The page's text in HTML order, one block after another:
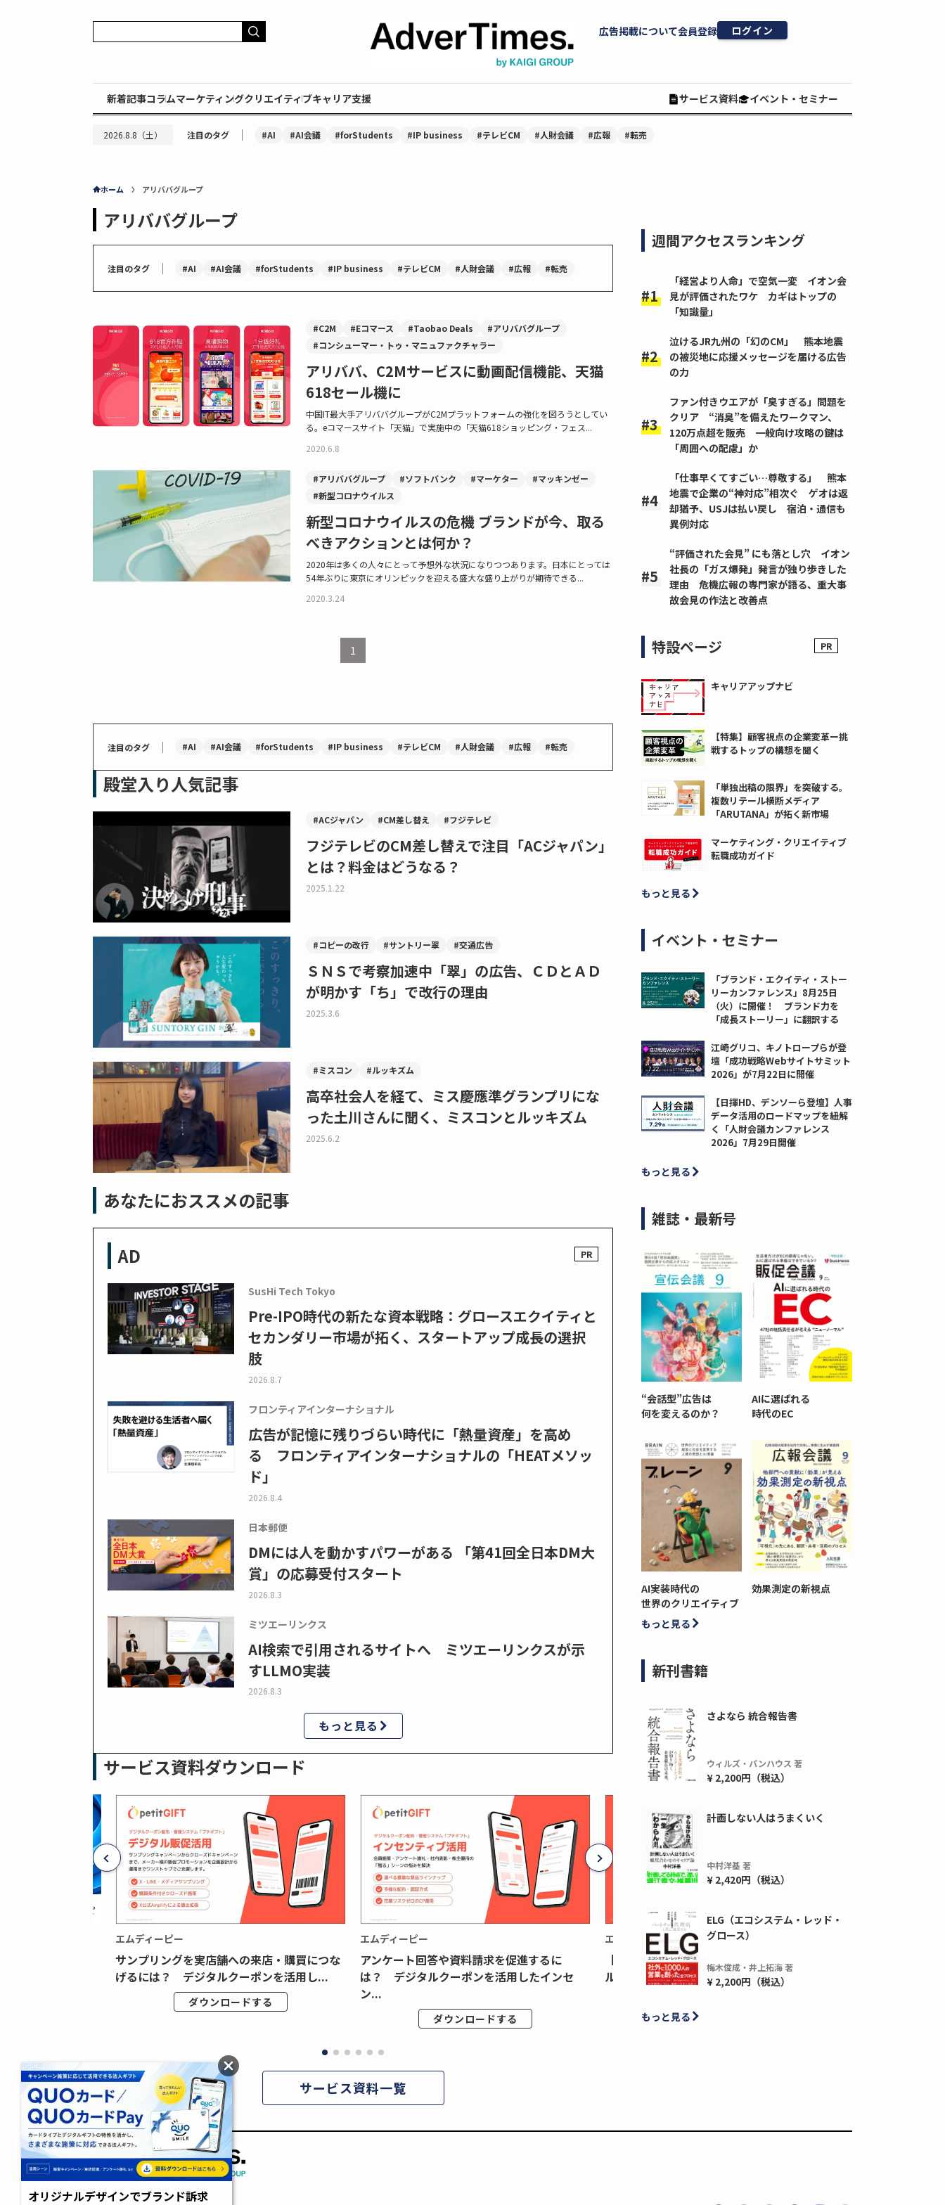
広告掲載について会員登録 ログイン
新着記事コラムマーケティングクリエイティブキャリア支援 サービス資料 イベント・セミナー
2026.8.8（土） 注目のタグ ｜ #AI #AI会議 #forStudents #IP business #テレビCM #人財会議 #広報 #転売
ホーム アリババグループ
アリババグループ
注目のタグ ｜ #AI #AI会議 #forStudents #IP business #テレビCM #人財会議 #広報 #転売
#C2M #Eコマース #Taobao Deals
#アリババグループ
#コンシューマー・トゥ・マニュファクチャラー
アリババ、C2Mサービスに動画配信機能、天猫
618セール機に
中国IT最大手アリババグループがC2Mプラットフォームの強化を図ろうとしてい
る。eコマースサイト「天猫」で実施中の「天猫618ショッピング・フェス...
2020.6.8
#アリババグループ #ソフトバンク #マーケター
#マッキンゼー
#新型コロナウイルス
新型コロナウイルスの危機 ブランドが今、取る
べきアクションとは何か？
2020年は多くの人々にとって予想外な状況になりつつあります。日本にとっては
54年ぶりに東京にオリンピックを迎える盛大な盛り上がりが期待できる...
2020.3.24
1
注目のタグ ｜ #AI #AI会議 #forStudents #IP business #テレビCM #人財会議 #広報 #転売
殿堂入り人気記事
#ACジャパン #CM差し替え #フジテレビ
フジテレビのCM差し替えで注目「ACジャパン」
とは？料金はどうなる？
2025.1.22
#コピーの改行 #サントリー翠 #交通広告
ＳＮＳで考察加速中「翠」の広告、ＣＤとＡＤ
が明かす「ち」で改行の理由
2025.3.6
#ミスコン #ルッキズム
高卒社会人を経て、ミス慶應準グランプリにな
った土川さんに聞く、ミスコンとルッキズム
2025.6.2
あなたにおススメの記事
AD
SusHi Tech Tokyo
Pre-IPO時代の新たな資本戦略：グロースエクイティと
セカンダリー市場が拓く、スタートアップ成長の選択
肢
2026.8.7
フロンティアインターナショナル
広告が記憶に残りづらい時代に「熱量資産」を高め
る フロンティアインターナショナルの「HEATメソッ
ド」
2026.8.4
日本郵便
DMには人を動かすパワーがある 「第41回全日本DM大
賞」の応募受付スタート
2026.8.3
ミツエーリンクス
AI検索で引用されるサイトへ ミツエーリンクスが示
すLLMO実装
2026.8.3
もっと見る
サービス資料ダウンロード
エムディーピー
サンプリングを実店舗への来店・購買につな
げるには？ デジタルクーポンを活用し...
ダウンロードする
エムディーピー
アンケート回答や資料請求を促進するに
は？ デジタルクーポンを活用したインセ
ン...
ダウンロードする
エムディーピー
【月間1,000万本以上の配布実績！】デジタ
ルクーポンを活用した販促キャンペーンを...
サービス資料一覧
週間アクセスランキング
「経営より人命」で空気一変 イオン会
見が評価されたワケ カギはトップの
「知識量」
泣けるJR九州の「幻のCM」 熊本地震
の被災地に応援メッセージを届ける広告
の力
ファン付きウエアが「臭すぎる」問題を
クリア “消臭”を備えたワークマン、
120万点超を販売 一般向け攻略の鍵は
「周囲への配慮」か
「仕事早くてすごい…尊敬する」 熊本
地震で企業の“神対応”相次ぐ ゲオは返
却猶予、USJは払い戻し 宿泊・通信も
異例対応
“評価された会見” にも落とし穴 イオン
社長の「ガス爆発」発言が独り歩きした
理由 危機広報の専門家が語る、重大事
故会見の作法と改善点
特設ページ
キャリアアップナビ
【特集】顧客視点の企業変革ー挑
戦するトップの構想を聞く
「単独出稿の限界」を突破する。
複数リテール横断メディア
「ARUTANA」が拓く新市場
マーケティング・クリエイティブ
転職成功ガイド
もっと見る
イベント・セミナー
「ブランド・エクイティ・ストー
リーカンファレンス」8月25日
（火）に開催！ ブランド力を
「成長ストーリー」に翻訳する
江崎グリコ、キノトロープらが登
壇「成功戦略Webサイトサミット
2026」が7月22日に開催
【日揮HD、デンソーら登壇】人事
データ活用のロードマップを紐解
く「人財会議カンファレンス
2026」7月29日開催
もっと見る
雑誌・最新号
“会話型”広告は
何を変えるのか？
AIに選ばれる
時代のEC
AI実装時代の
世界のクリエイティブ
効果測定の新視点
もっと見る
新刊書籍
さよなら 統合報告書
ウィルズ・パンハウス 著
¥ 2,200円（税込）
計画しない人はうまくいく
中村洋基 著
¥ 2,420円（税込）
ELG（エコシステム・レッド・
グロース）
梅木俊成・井上拓海 著
¥ 2,200円（税込）
もっと見る
オリジナルデザインでブランド訴求